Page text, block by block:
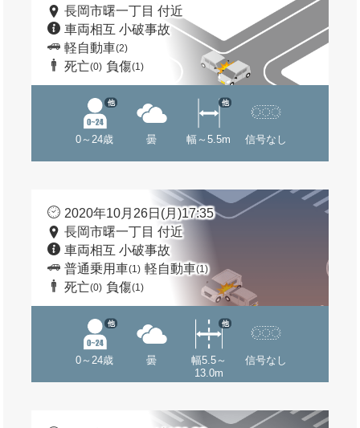
長岡市曙一丁目 付近
車両相互 小破事故
軽自動車(2)
死亡(0) 負傷(1)
0～24歳
他
曇 幅～5.5m
他
信号なし
2020年10月26日(月)17:35
長岡市曙一丁目 付近
車両相互 小破事故
普通乗用車(1) 軽自動車(1)
死亡(0) 負傷(1)
0～24歳
他
曇
幅5.5～
13.0m
他
信号なし